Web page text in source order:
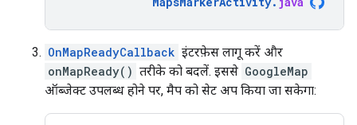
OnMapReadyCallback इंटरफ़ेस लागू करें और
onMapReady() तरीके को बदलें. इससे GoogleMap
ऑब्जेक्ट उपलब्ध होने पर, मैप को सेट अप किया जा सकेगा: